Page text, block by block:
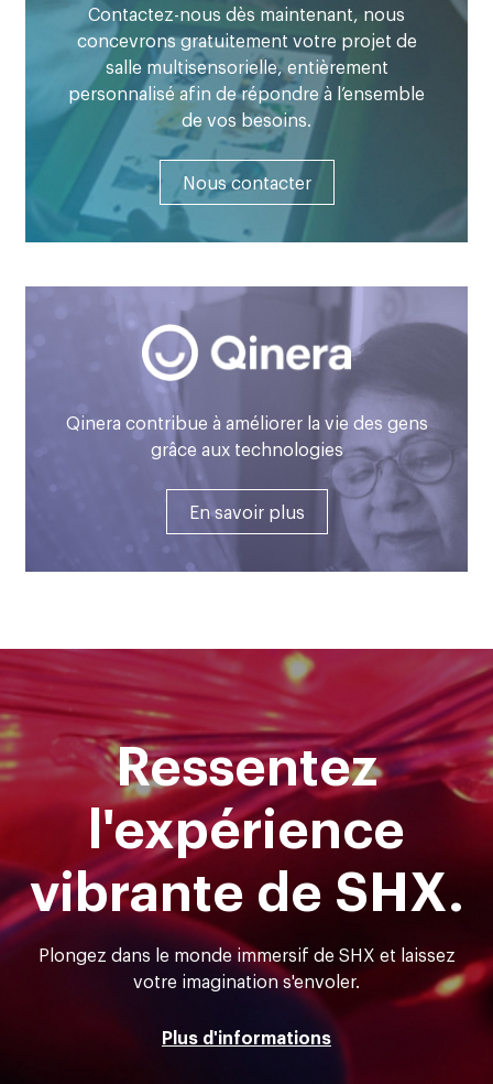
Contactez-nous dès maintenant, nous
concevrons gratuitement votre projet de
salle multisensorielle, entièrement
personnalisé afin de répondre à l’ensemble
de vos besoins.
Nous contacter
Qinera contribue à améliorer la vie des gens
grâce aux technologies
En savoir plus
Ressentez
l'expérience
vibrante de SHX.
Plongez dans le monde immersif de SHX et laissez
votre imagination s'envoler.
Plus d'informations